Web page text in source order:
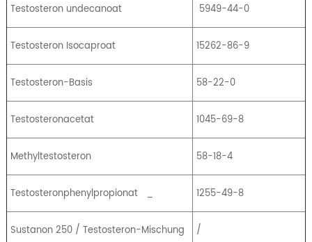
Testosteron undecanoat 5949-44-0
Testosteron Isocaproat 15262-86-9
Testosteron-Basis 58-22-0
Testosteronacetat 1045-69-8
Methyltestosteron 58-18-4
Testosteronphenylpropionat _ 1255-49-8
Sustanon 250 / Testosteron-Mischung /